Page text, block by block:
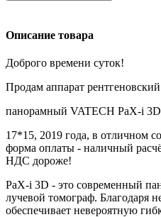
Описание товара
Доброго времени суток!
Продам аппарат
панорамный VATECH РаХ-і
17*15, 2019 года, в отличном
форма оплаты - наличный
НДС дороже!
PaX-i 3D - это современный
лучевой томограф. Благодаря
обеспечивает невероятную